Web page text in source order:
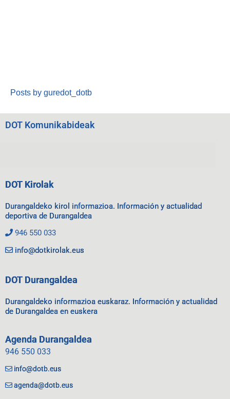
Posts by guredot_dotb
DOT Komunikabideak
DOT Kirolak
Durangaldeko kirol informazioa. Información y actualidad
deportiva de Durangaldea
946 550 033
info@dotkirolak.eus
DOT Durangaldea
Durangaldeko informazioa euskaraz. Información y actualidad
de Durangaldea en euskera
Agenda Durangaldea
946 550 033
info@dotb.eus
agenda@dotb.eus